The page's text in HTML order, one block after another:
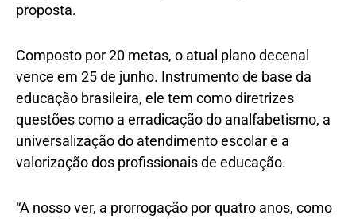
proposta.
Composto por 20 metas, o atual plano decenal
vence em 25 de junho. Instrumento de base da
educação brasileira, ele tem como diretrizes
questões como a erradicação do analfabetismo, a
universalização do atendimento escolar e a
valorização dos profissionais de educação.
“A nosso ver, a prorrogação por quatro anos, como